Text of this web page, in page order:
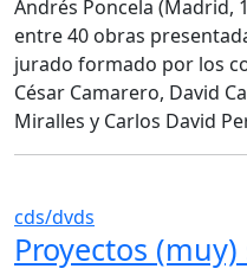
Andrés Poncela (Madrid,
entre 40 obras
jurado formado por los
César Camarero, David
Miralles y Carlos David
cds/dvds
Proyectos